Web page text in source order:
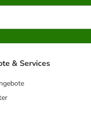
& Services